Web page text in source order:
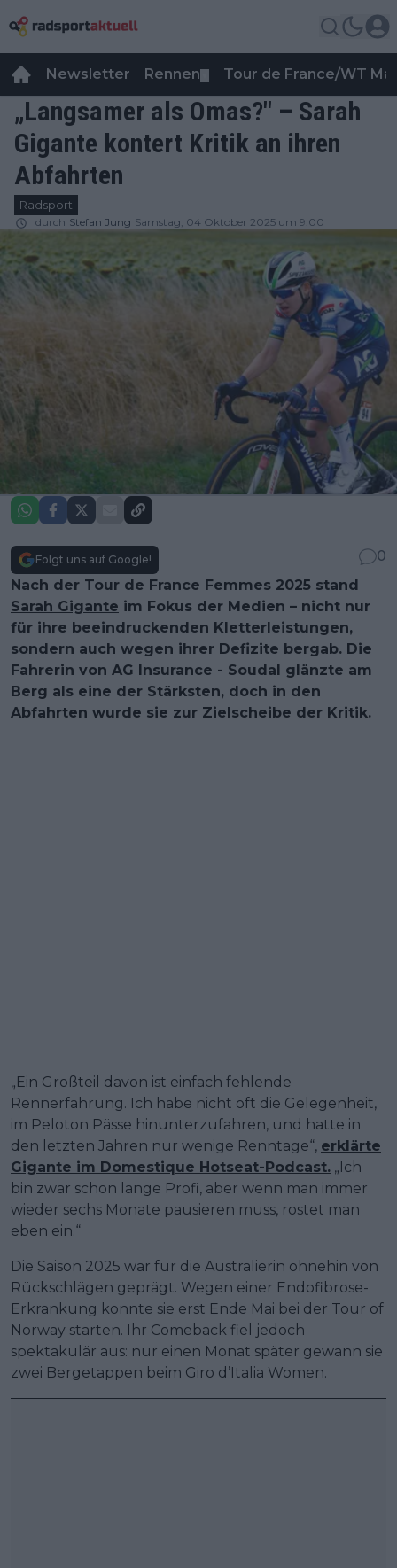
Newsletter Rennen Tour de France/WT
„Langsamer als Omas?" – Sarah
Gigante kontert Kritik an ihren
Abfahrten
Radsport
durch Stefan Jung Samstag, 04 Oktober 2025 um 9:00
Folgt uns auf Google!
0
Nach der Tour de France Femmes 2025 stand
Sarah Gigante im Fokus der Medien – nicht nur
für ihre beeindruckenden Kletterleistungen,
sondern auch wegen ihrer Defizite bergab. Die
Fahrerin von AG Insurance - Soudal glänzte am
Berg als eine der Stärksten, doch in den
Abfahrten wurde sie zur Zielscheibe der Kritik.
„Ein Großteil davon ist einfach fehlende
Rennerfahrung. Ich habe nicht oft die Gelegenheit,
im Peloton Pässe hinunterzufahren, und hatte in
den letzten Jahren nur wenige Renntage“, erklärte
Gigante im Domestique Hotseat-Podcast. „Ich
bin zwar schon lange Profi, aber wenn man immer
wieder sechs Monate pausieren muss, rostet man
eben ein.“
Die Saison 2025 war für die Australierin ohnehin von
Rückschlägen geprägt. Wegen einer Endofibrose-
Erkrankung konnte sie erst Ende Mai bei der Tour of
Norway starten. Ihr Comeback fiel jedoch
spektakulär aus: nur einen Monat später gewann sie
zwei Bergetappen beim Giro d’Italia Women.